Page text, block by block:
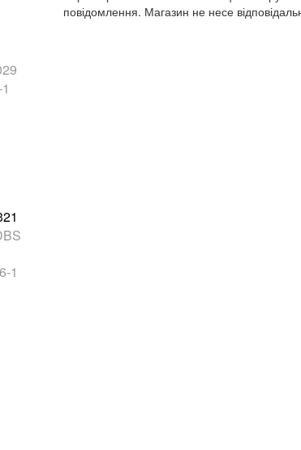
1
повідомлення. Магазин не несе